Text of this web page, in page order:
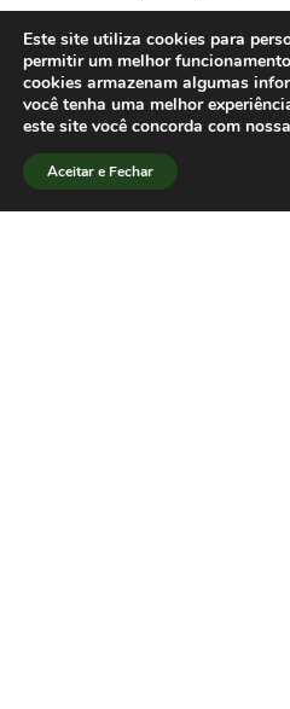
Serviço: O quinto
em Redes poderá
institucional da
Este site utiliza cookies para
permitir um melhor
cookies armazenam algumas
você tenha uma melhor
este site você concorda com
Aceitar e Fechar